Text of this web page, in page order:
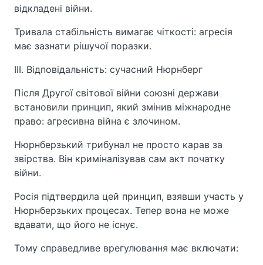
відкладені війни.
Тривала стабільність вимагає чіткості: агресія
має зазнати рішучої поразки.
III. Відповідальність: сучасний Нюрнберг
Після Другої світової війни союзні держави
встановили принцип, який змінив міжнародне
право: агресивна війна є злочином.
Нюрнберзький трибунал не просто карав за
звірства. Він криміналізував сам акт початку
війни.
Росія підтвердила цей принцип, взявши участь у
Нюрнберзьких процесах. Тепер вона не може
вдавати, що його не існує.
Тому справедливе врегулювання має включати: